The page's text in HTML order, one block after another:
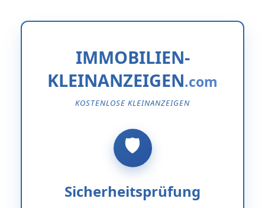
IMMOBILIEN-
KLEINANZEIGEN
KOSTENLOSE KLEINANZEIGEN
Sicherheitsprüfung